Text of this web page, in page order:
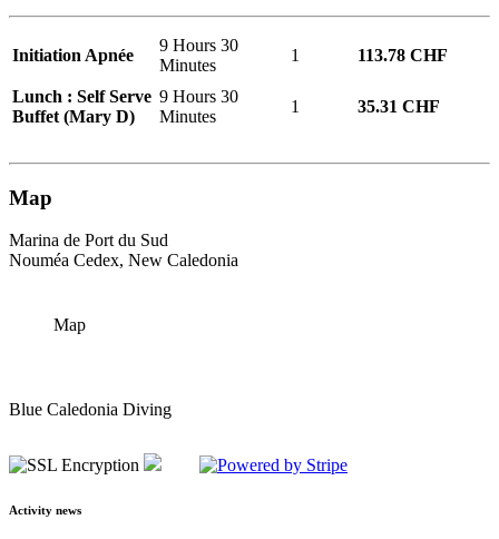
Initiation Apnée
9 Hours 30
Minutes
1 113.78 CHF
Lunch : Self Serve
Buffet (Mary D)
9 Hours 30
Minutes
1 35.31 CHF
Map
Marina de Port du Sud
Nouméa Cedex, New Caledonia
Map
Blue Caledonia Diving
Activity news